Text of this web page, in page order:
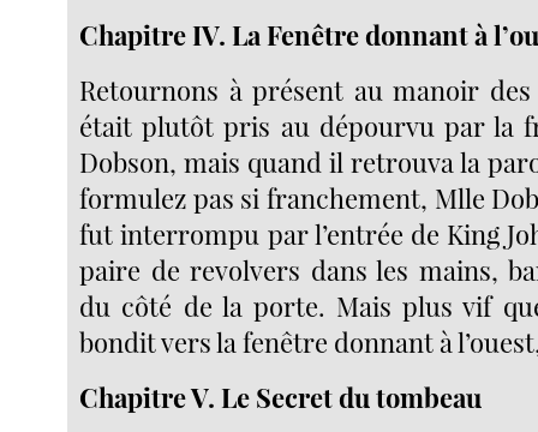
Chapitre IV. La Fenêtre donnant à
Retournons à présent au manoir
était plutôt pris au dépourvu par la
Dobson, mais quand il retrouva la
formulez pas si franchement, Mlle
fut interrompu par l’entrée de King
paire de revolvers dans les mains,
du côté de la porte. Mais plus vif
bondit vers la fenêtre donnant à
Chapitre V. Le Secret du tombeau